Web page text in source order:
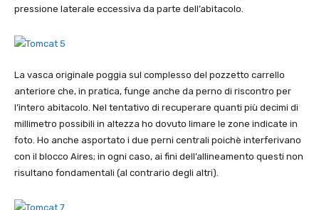
pressione laterale eccessiva da parte dell’abitacolo.
La vasca originale poggia sul complesso del pozzetto carrello
anteriore che, in pratica, funge anche da perno di riscontro per
l’intero abitacolo. Nel tentativo di recuperare quanti più decimi di
millimetro possibili in altezza ho dovuto limare le zone indicate in
foto. Ho anche asportato i due perni centrali poichè interferivano
con il blocco Aires; in ogni caso, ai fini dell’allineamento questi non
risultano fondamentali (al contrario degli altri).